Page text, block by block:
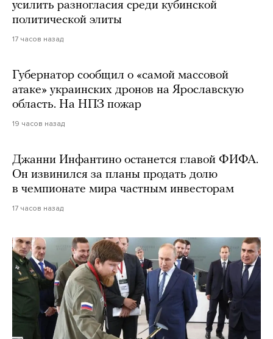
усилить разногласия среди кубинской
политической элиты
17 часов назад
Губернатор сообщил о «самой массовой
атаке» украинских дронов на Ярославскую
область. На НПЗ пожар
19 часов назад
Джанни Инфантино останется главой ФИФА.
Он извинился за планы продать долю
в чемпионате мира частным инвесторам
17 часов назад